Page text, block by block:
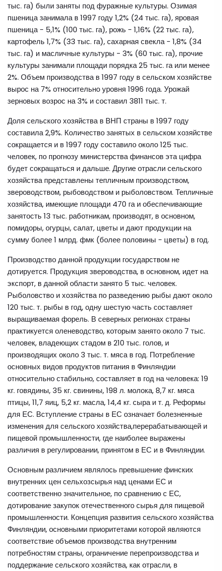
тыс. га) были заняты под фуражные культуры. Озимая
пшеница занимала в 1997 году 1,2% (24 тыс. га), яровая
пшеница - 5,1% (100 тыс. га), рожь - 1,16% (22 тыс. га),
картофель 1,7% (33 тыс. га), сахарная свекла - 1,8% (34
тыс. га) и масличные культуры - 3% (60 тыс. га), прочие
культуры занимали площади порядка 25 тыс. га или менее
2%. Объем производства в 1997 году в сельском хозяйстве
вырос на 7% относительно уровня 1996 года. Урожай
зерновых возрос на 3% и составил 3811 тыс. т.
Доля сельского хозяйства в ВНП страны в 1997 году
составила 2,9%. Количество занятых в сельском хозяйстве
сокращается и в 1997 году составило около 125 тыс.
человек, по прогнозу министерства финансов эта цифра
будет сокращаться и дальше. Другие отрасли сельского
хозяйства представлены тепличным производством,
звероводством, рыбоводством и рыболовством. Тепличные
хозяйства, имеющие площади 470 га и обеспечивающие
занятость 13 тыс. работникам, производят, в основном,
помидоры, огурцы, салат, цветы и дают продукции на
сумму более 1 млрд. фмк (более половины - цветы) в год.
Производство данной продукции государством не
дотируется. Продукция звероводства, в основном, идет на
экспорт, в данной области занято 5 тыс. человек.
Рыболовство и хозяйства по разведению рыбы дают около
120 тыс. т. рыбы в год, одну шестую часть составляет
выращиваемая форель. В северных регионах страны
практикуется оленеводство, которым занято около 7 тыс.
человек, владеющих стадом в 210 тыс. голов, и
производящих около 3 тыс. т. мяса в год. Потребление
основных видов продуктов питания в Финляндии
относительно стабильно, составляет в год на человека: 19
кг. говядины, 35 кг. свинины, 198 л. молока, 8,7 кг. мяса
птицы, 11,7 яиц, 5,2 кг. масла, 14,4 кг. сыра и т. д. Реформы
для ЕС. Вступление страны в ЕС означает болезненные
изменения для сельского хозяйства,перерабатывающей и
пищевой промышленности, где наиболее выражены
различия в регулировании, принятом в ЕС и в Финляндии.
Основным различием являлось превышение финских
внутренних цен сельхозсырья над ценами ЕС и
соответственно значительное, по сравнению с ЕС,
дотирование закупок отечественного сырья для пищевой
промышленности. Концепция развития сельского хозяйства
Финляндии, основными приоритетами которой являются
соответствие объемов производства внутренним
потребностям страны, ограничение перепроизводства и
поддержание сельского хозяйства, как отрасли, в